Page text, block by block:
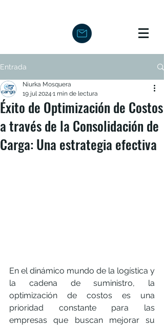
Entrada
Éxito de Optimización de Costos
a través de la Consolidación de
Carga: Una estrategia efectiva
Niurka Mosquera
19 jul 2024 1 min de lectura
En el dinámico mundo de la logística y
la cadena de suministro, la
optimización de costos es una
prioridad constante para las
empresas que buscan mejorar su